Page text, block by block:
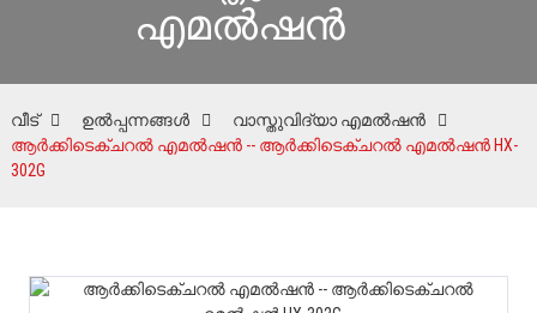
എമൽഷൻ
വീട് ഉൽപ്പന്നങ്ങൾ
വാസ്തുവിദ്യാ എമൽഷൻ
ആർക്കിടെക്ചറൽ എമൽഷൻ -- ആർക്കിടെക്ചറൽ എമൽഷൻ HX-
302G